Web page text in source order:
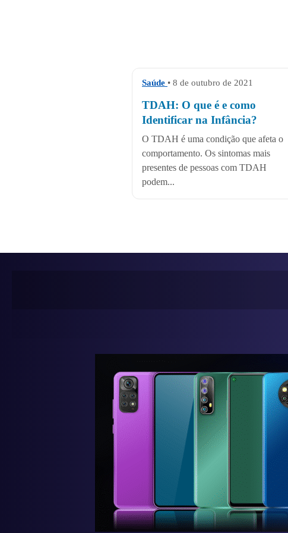
Saúde • 8 de outubro de 2021
TDAH: O que é e como
Identificar na Infância?
O TDAH é uma condição que afeta o
comportamento. Os sintomas mais
presentes de pessoas com TDAH
podem...